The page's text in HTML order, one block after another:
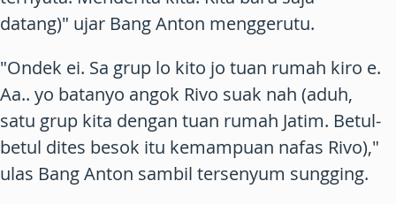
datang)" ujar Bang Anton menggerutu.
"Ondek ei. Sa grup lo kito jo tuan rumah kiro e.
Aa.. yo batanyo angok Rivo suak nah (aduh,
satu grup kita dengan tuan rumah Jatim. Betul-
betul dites besok itu kemampuan nafas Rivo),"
ulas Bang Anton sambil tersenyum sungging.